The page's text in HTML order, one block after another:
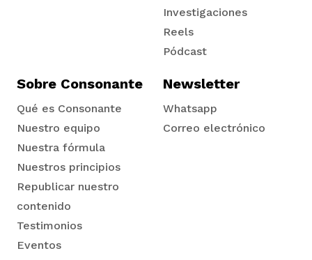
Investigaciones
Reels
Pódcast
Sobre Consonante
Qué es Consonante
Nuestro equipo
Nuestra fórmula
Nuestros principios
Republicar nuestro
contenido
Testimonios
Eventos
Newsletter
Whatsapp
Correo electrónico